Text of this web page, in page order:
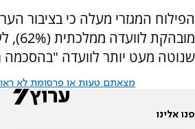
הפילוח המגזרי מעלה כי בציבור
שנוטה מעט יותר לוועדה
מצאתם טעות או פרסומת לא
פנו אלינו